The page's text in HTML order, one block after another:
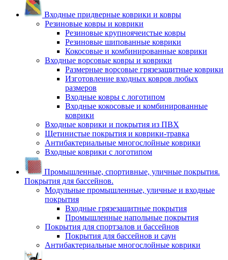
Входные придверные коврики и ковры
Резиновые ковры и коврики
Резиновые крупноячеистые ковры
Резиновые шипованные коврики
Кокосовые и комбинированные коврики
Входные ворсовые ковры и коврики
Размерные ворсовые грязезащитные коврики
Изготовление входных ковров любых
размеров
Входные ковры с логотипом
Входные кокосовые и комбинированные
коврики
Входные коврики и покрытия из ПВХ
Щетинистые покрытия и коврики-травка
Антибактериальные многослойные коврики
Входные коврики с логотипом
Промышленные, спортивные, уличные покрытия.
Покрытия для бассейнов.
Модульные промышленные, уличные и входные
покрытия
Входные грязезащитные покрытия
Промышленные напольные покрытия
Покрытия для спортзалов и бассейнов
Покрытия для бассейнов и саун
Антибактериальные многослойные коврики